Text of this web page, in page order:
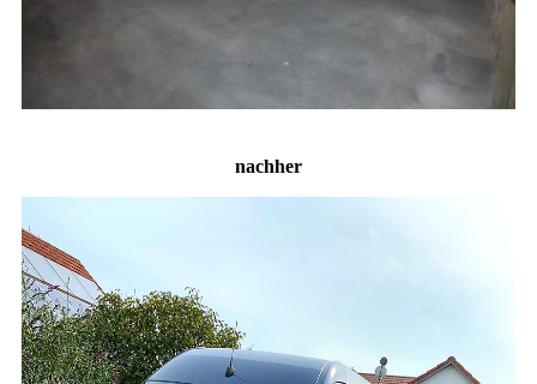
nachher